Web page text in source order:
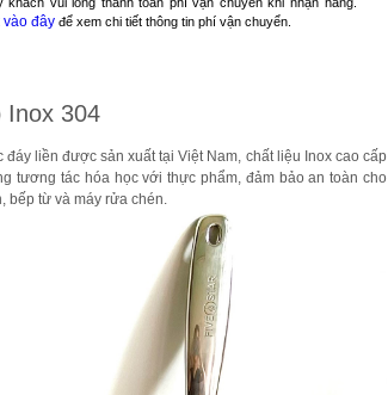
vào đây để xem chi tiết thông tin phí vận chuyển.
Inox 304
liền được sản xuất tại Việt Nam, chất liệu Inox cao cấp
tương tác hóa học với thực phẩm, đảm bảo an toàn cho
bếp từ và máy rửa chén.